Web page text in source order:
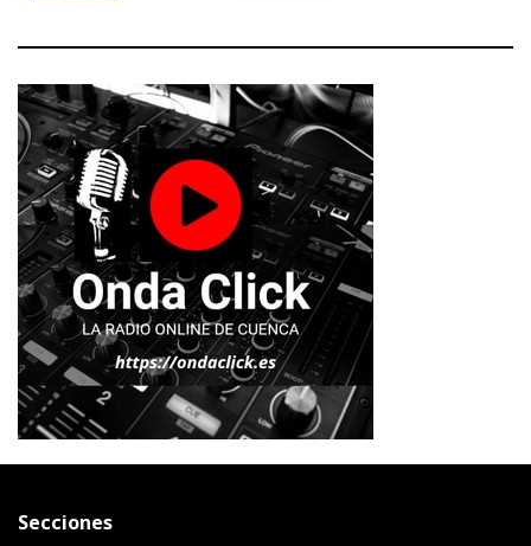
Secciones